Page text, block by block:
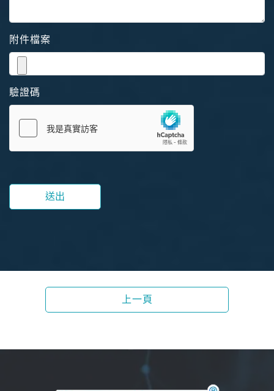
附件檔案
驗證碼
送出
上一頁